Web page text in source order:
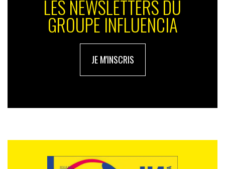
LES NEWSLETTERS DU
GROUPE INFLUENCIA
JE M'INSCRIS